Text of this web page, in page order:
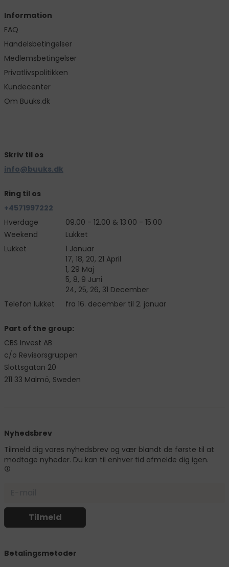
Information
FAQ
Handelsbetingelser
Medlemsbetingelser
Privatlivspolitikken
Kundecenter
Om Buuks.dk
Skriv til os
info@buuks.dk
Ring til os
+4571997222
Hverdage
09.00 - 12.00 & 13.00 - 15.00
Weekend
Lukket
Lukket
Telefon lukket
1 Januar
17, 18, 20, 21 April
1, 29 Maj
5, 8, 9 Juni
24, 25, 26, 31 December
fra 16. december til 2. januar
Part of the group:
CBS Invest AB
c/o Revisorsgruppen
Slottsgatan 20
211 33 Malmö, Sweden
Nyhedsbrev
Tilmeld dig vores nyhedsbrev og vær blandt de første til at
modtage nyheder. Du kan til enhver tid afmelde dig igen.
Betalingsmetoder